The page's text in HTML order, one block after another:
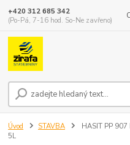
+420 312 685 342
(Po-Pá, 7-16 hod. So-Ne zavřeno)
Úvod STAVBA
HASIT PP
5L